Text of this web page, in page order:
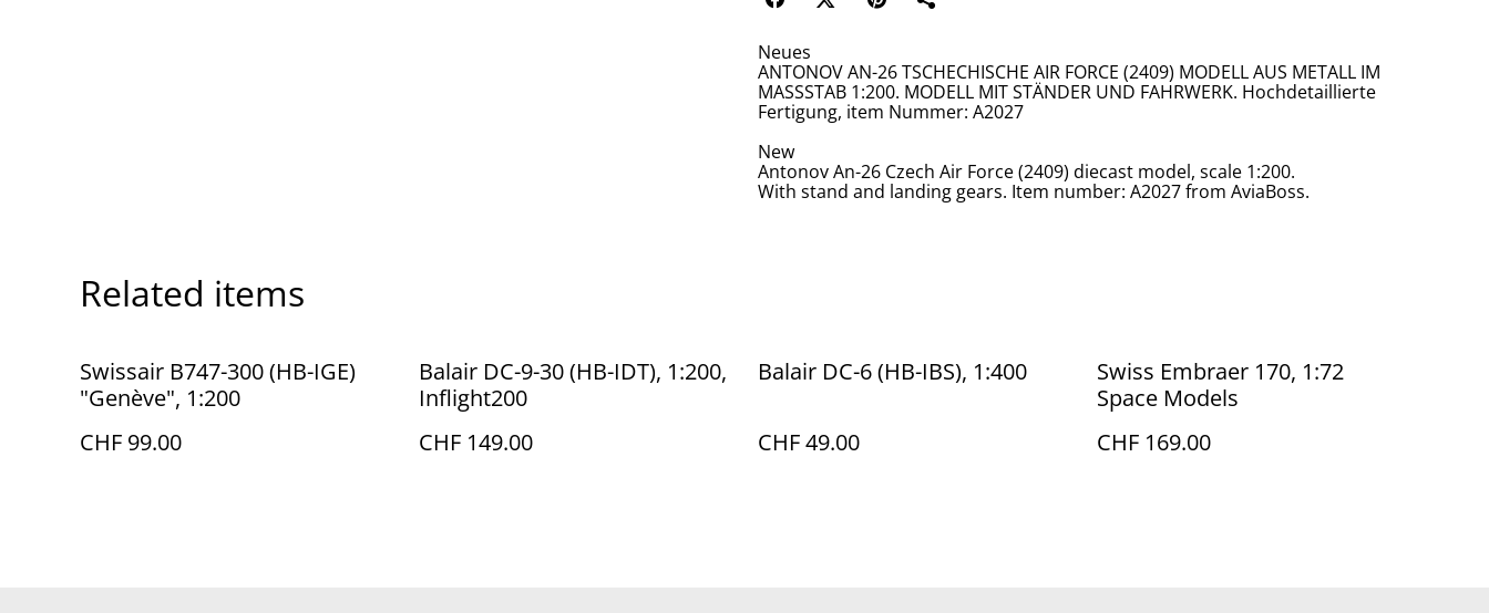
Neues
ANTONOV AN-26 TSCHECHISCHE AIR FORCE (2409) MODELL AUS METALL IM
MASSSTAB 1:200. MODELL MIT STÄNDER UND FAHRWERK. Hochdetaillierte
Fertigung, item Nummer: A2027
New
Antonov An-26 Czech Air Force (2409) diecast model, scale 1:200.
With stand and landing gears. Item number: A2027 from AviaBoss.
Related items
Swissair B747-300 (HB-IGE)
"Genève", 1:200
CHF 99.00
Balair DC-9-30 (HB-IDT), 1:200,
Inflight200
CHF 149.00
Balair DC-6 (HB-IBS), 1:400
CHF 49.00
Swiss Embraer 170, 1:72
Space Models
CHF 169.00